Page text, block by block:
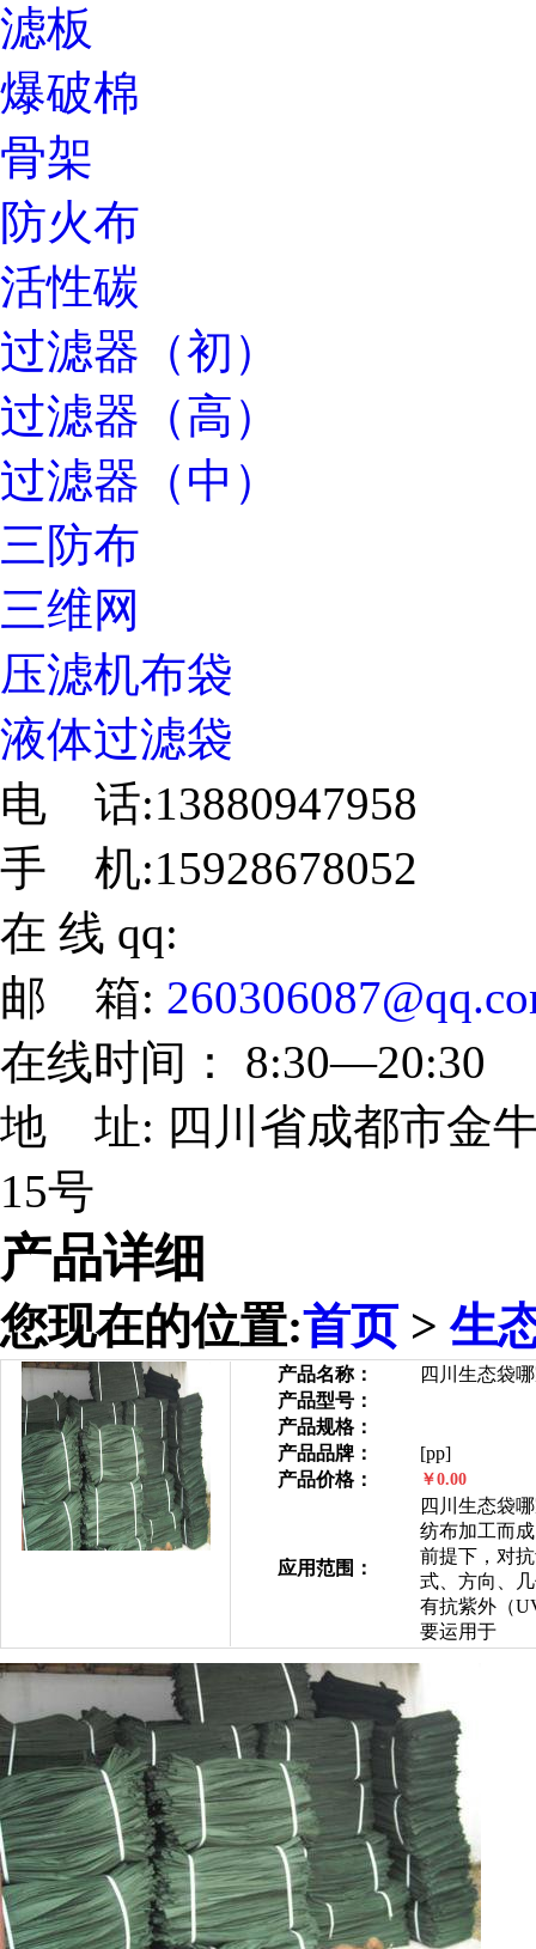
滤板
爆破棉
骨架
防火布
活性碳
过滤器（初）
过滤器（高）
过滤器（中）
三防布
三维网
压滤机布袋
液体过滤袋
电 话:13880947958
手 机:15928678052
在 线 qq:
邮 箱:
在线时间： 8:30—20:30
地 址: 四川省成都市金
15号
产品详细
您现在的位置:首页>生
产品名称：
四川生态袋
产品型号：
产品规格：
产品品牌：
[pp]
产品价格：
￥0.00
应用范围：
四川生态袋
纺布加工而
前提下，对
式、方向、
有抗紫外（
要运用于